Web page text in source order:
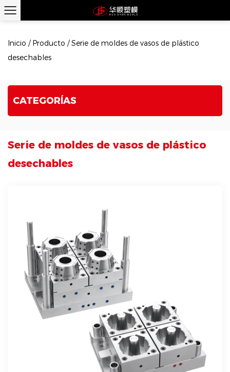
Inicio / Producto /Serie de moldes de vasos de plástico
desechables
CATEGORÍAS
Serie de moldes de vasos de plástico
desechables